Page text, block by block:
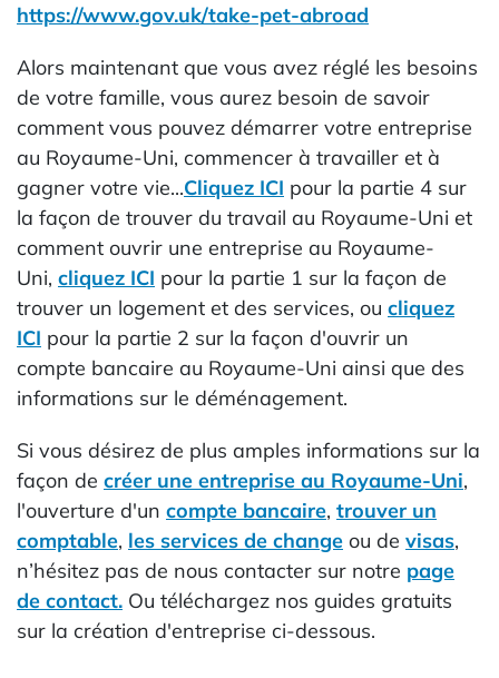
https://www.gov.uk/take-pet-abroad
Alors maintenant que vous avez réglé les besoins
de votre famille, vous aurez besoin de savoir
comment vous pouvez démarrer votre entreprise
au Royaume-Uni, commencer à travailler et à
gagner votre vie...Cliquez ICI pour la partie 4 sur
la façon de trouver du travail au Royaume-Uni et
comment ouvrir une entreprise au Royaume-
Uni, cliquez ICI pour la partie 1 sur la façon de
trouver un logement et des services, ou cliquez
ICI pour la partie 2 sur la façon d'ouvrir un
compte bancaire au Royaume-Uni ainsi que des
informations sur le déménagement.
Si vous désirez de plus amples informations sur la
façon de créer une entreprise au Royaume-Uni,
l'ouverture d'un compte bancaire, trouver un
comptable, les services de change ou de visas,
n’hésitez pas de nous contacter sur notre page
de contact. Ou téléchargez nos guides gratuits
sur la création d'entreprise ci-dessous.